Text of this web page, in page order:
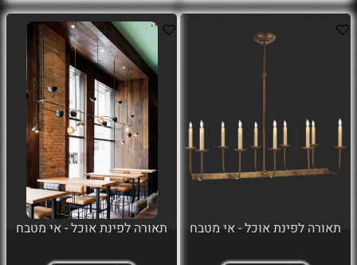
תאורה לפינת אוכל - אי מטבח תאורה לפינת אוכל - אי מטבח